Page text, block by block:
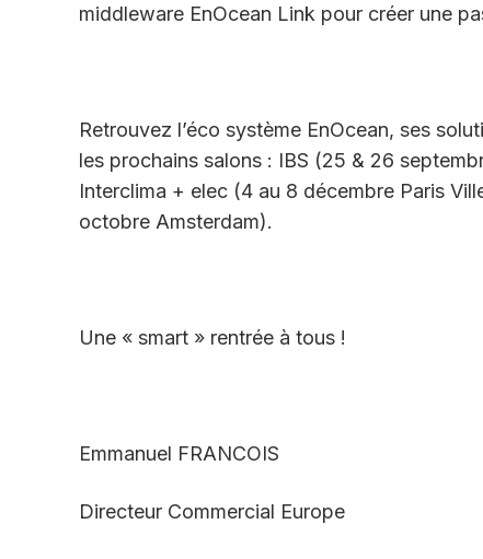
middleware EnOcean Link pour créer une
Retrouvez l’éco système EnOcean, ses
les prochains salons : IBS (25 & 26
Interclima + elec (4 au 8 décembre Paris
octobre Amsterdam).
Une « smart » rentrée à tous !
Emmanuel FRANCOIS
Directeur Commercial Europe